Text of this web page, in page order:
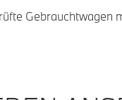
Gebrauchtwagen